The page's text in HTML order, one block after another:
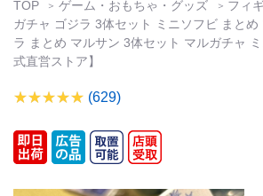
TOP ゲーム・おもちゃ・グッズ フィ
ガチャ ゴジラ 3体セット ミニソフビ まと
ラ まとめ マルサン 3体セット マルガチャ
式直営ストア】
(629)